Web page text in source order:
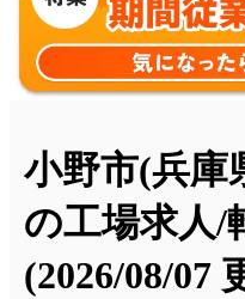
小野市(兵庫
の工場求人/
(2026/08/07